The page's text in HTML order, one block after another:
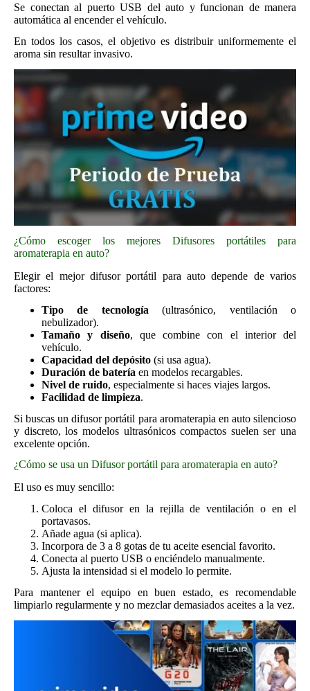
Se conectan al puerto USB del auto y funcionan de manera
automática al encender el vehículo.
En todos los casos, el objetivo es distribuir uniformemente el
aroma sin resultar invasivo.
¿Cómo escoger los mejores Difusores portátiles para
aromaterapia en auto?
Elegir el mejor difusor portátil para auto depende de varios
factores:
Tipo de tecnología (ultrasónico, ventilación o
nebulizador).
Tamaño y diseño, que combine con el interior del
vehículo.
Capacidad del depósito (si usa agua).
Duración de batería en modelos recargables.
Nivel de ruido, especialmente si haces viajes largos.
Facilidad de limpieza.
Si buscas un difusor portátil para aromaterapia en auto silencioso
y discreto, los modelos ultrasónicos compactos suelen ser una
excelente opción.
¿Cómo se usa un Difusor portátil para aromaterapia en auto?
El uso es muy sencillo:
Coloca el difusor en la rejilla de ventilación o en el
portavasos.
Añade agua (si aplica).
Incorpora de 3 a 8 gotas de tu aceite esencial favorito.
Conecta al puerto USB o enciéndelo manualmente.
Ajusta la intensidad si el modelo lo permite.
Para mantener el equipo en buen estado, es recomendable
limpiarlo regularmente y no mezclar demasiados aceites a la vez.